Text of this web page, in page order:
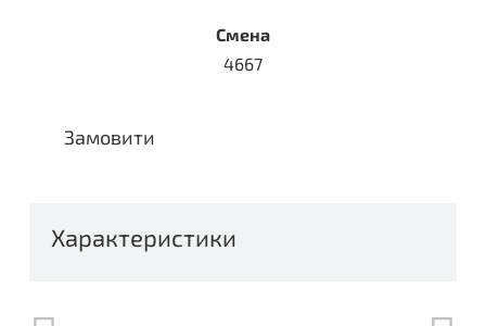
Смена
4667
Замовити
Характеристики